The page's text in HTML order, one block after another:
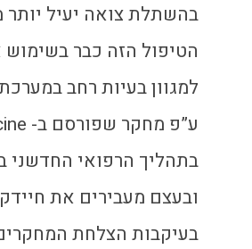
בהשתלת צואה יעיל יותר
הטיפול הזה כבר
למגוון בעיות רחב
ע”פ מחקר שפורסם ב- The New England Journal of Medicine.
בתהליך הרפואי החדשני
ובעצם מעבירים את
בעיקבות הצלחת